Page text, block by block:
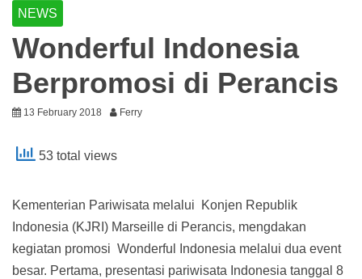
NEWS
Wonderful Indonesia
Berpromosi di Perancis
13 February 2018 Ferry
53 total views
Kementerian Pariwisata melalui Konjen Republik
Indonesia (KJRI) Marseille di Perancis, mengdakan
kegiatan promosi Wonderful Indonesia melalui dua event
besar. Pertama, presentasi pariwisata Indonesia tanggal 8